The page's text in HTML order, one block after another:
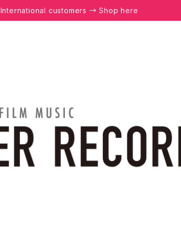
International customers → Shop here